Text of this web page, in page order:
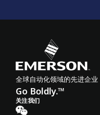
全球自动化领域的先进企业
Go Boldly.™
关注我们